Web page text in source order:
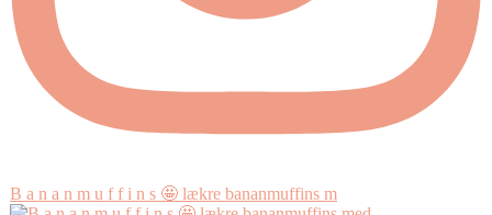
B a n a n m u f f i n s 🤩 lækre bananmuffins m